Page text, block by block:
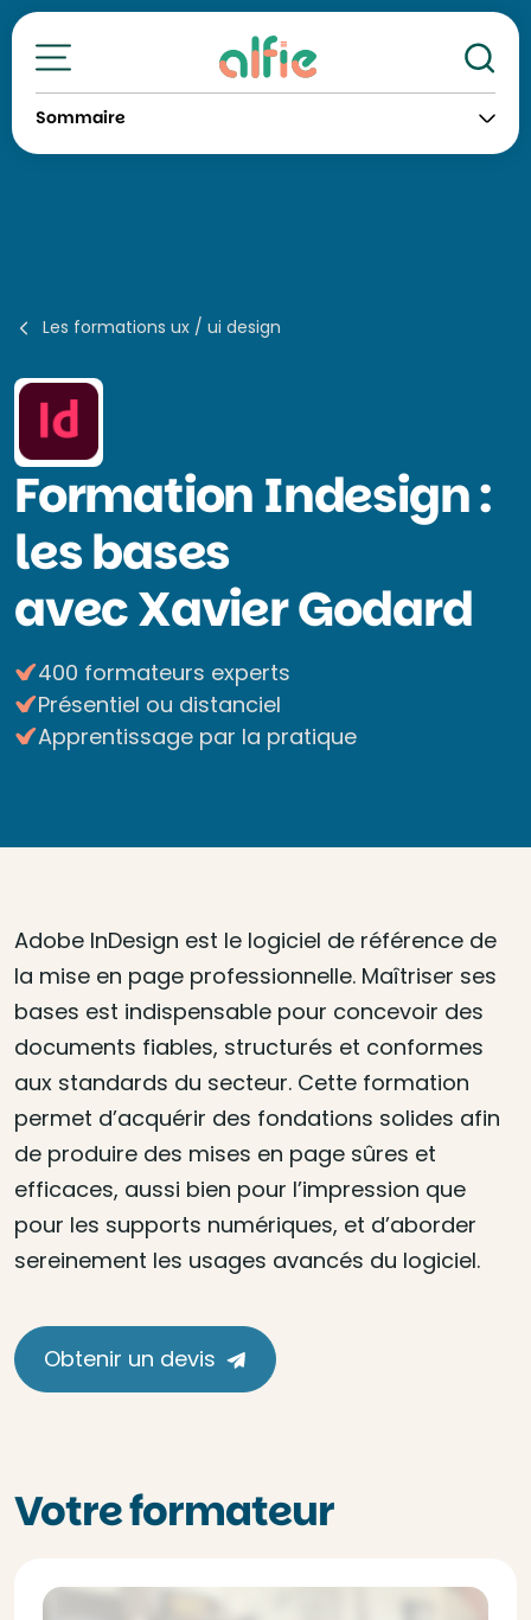
Toutes nos formations
Sommaire
Les formations ux / ui design
FormationIndesign :
les bases
avec Xavier Godard
400 formateurs experts
Présentiel ou distanciel
Apprentissage par la pratique
Adobe InDesign est le logiciel de référence de
la mise en page professionnelle. Maîtriser ses
bases est indispensable pour concevoir des
documents fiables, structurés et conformes
aux standards du secteur. Cette formation
permet d’acquérir des fondations solides afin
de produire des mises en page sûres et
efficaces, aussi bien pour l’impression que
pour les supports numériques, et d’aborder
sereinement les usages avancés du logiciel.
Obtenir un devis
Votre formateur